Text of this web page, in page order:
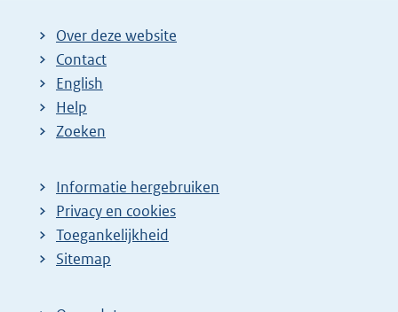
Over deze website
Contact
English
Help
Zoeken
Informatie hergebruiken
Privacy en cookies
Toegankelijkheid
Sitemap